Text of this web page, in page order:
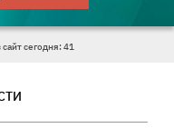
сегодня: 41